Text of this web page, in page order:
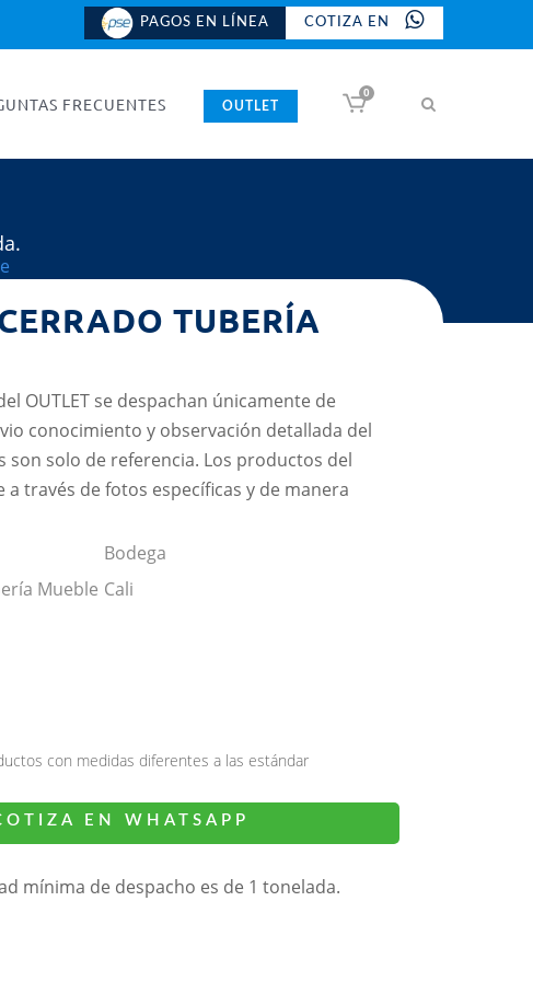
PAGOS EN LÍNEA COTIZA EN
0
FRECUENTES OUTLET
TUBERÍA
OUTLET se despachan únicamente de
conocimiento y observación detallada del
son solo de referencia. Los productos del
través de fotos específicas y de manera
Bodega
Mueble Cali
con medidas diferentes a las estándar
EN WHATSAPP
mínima de despacho es de 1 tonelada.